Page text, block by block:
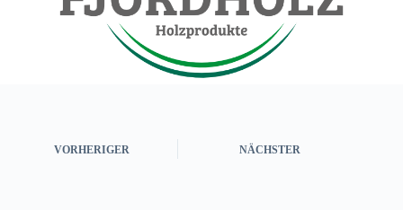
VORHERIGER NÄCHSTER